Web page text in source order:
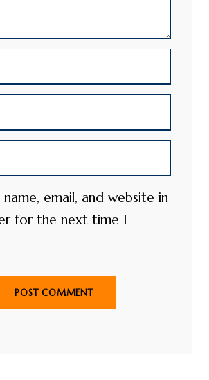
name, email, and website in
for the next time I